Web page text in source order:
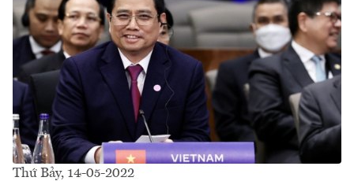
Thứ Bảy, 14-05-2022